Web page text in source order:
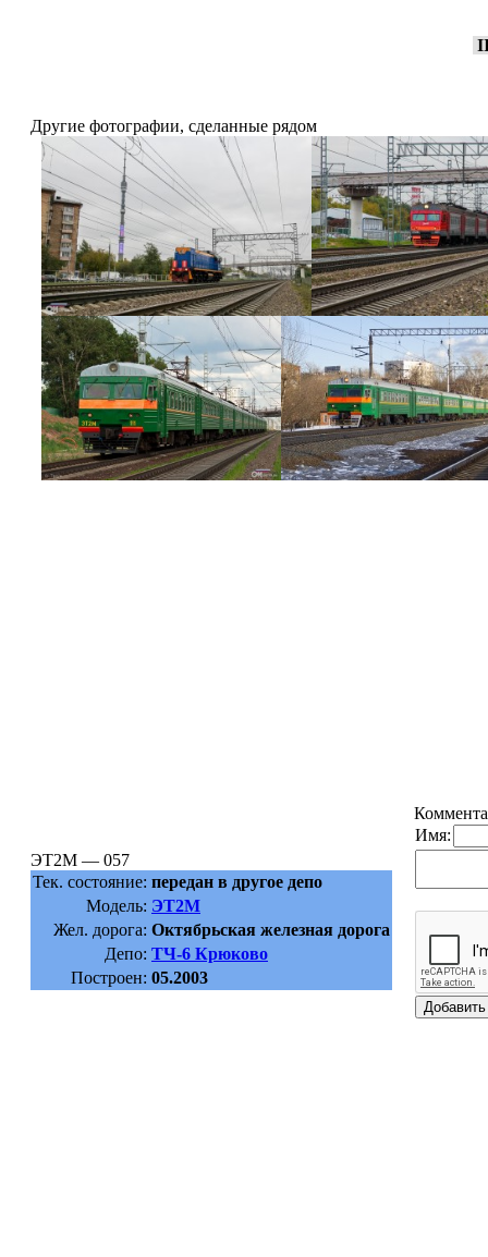
Другие фотографии, сделанные рядом
ЭТ2М — 057
Тек. состояние: передан в другое депо
Модель: ЭТ2М
Жел. дорога: Октябрьская железная дорога
Депо: ТЧ-6 Крюково
Построен: 05.2003
Имя: